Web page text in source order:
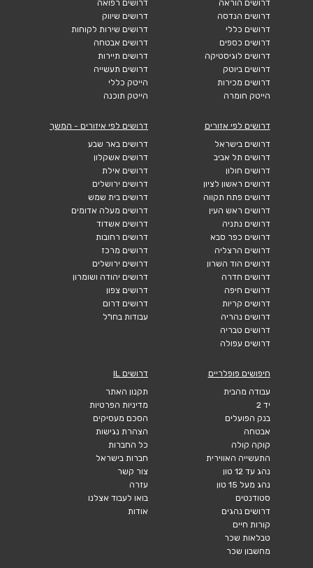
דרושים הוראה
דרושים הנדסה
דרושים כללי
דרושים כספים
דרושים לוגיסטיקה
דרושים ביוטק
דרושים מכירות
הייטק חומרה
דרושים רפואה
דרושים שיווק
דרושים שירות לקוחות
דרושים אבטחה
דרושים תיירות
דרושים תעשייה
הייטק כללי
הייטק תוכנה
דרושים לפי אזורים
דרושים בישראל
דרושים תל אביב
דרושים חולון
דרושים ראשון לציון
דרושים פתח תקווה
דרושים ראש העין
דרושים נתניה
דרושים כפר סבא
דרושים הרצליה
דרושים הוד השרון
דרושים חדרה
דרושים חיפה
דרושים קריות
דרושים נהריה
דרושים טבריה
דרושים עפולה
דרושים לפי איזורים - המשך
דרושים באר שבע
דרושים אשקלון
דרושים אילת
דרושים ירושלים
דרושים בית שמש
דרושים מעלה אדומים
דרושים אשדוד
דרושים רחובות
דרושים מרכז
דרושים ירושלים
דרושים יהודה ושומרון
דרושים צפון
דרושים דרום
עבודות בחו"ל
חיפושים פופלריים
עבודה מהבית
יד 2
בנק הפועלים
אבטחה
קוקה קולה
התעשייה האווירית
נהג עד 12 טון
נהג מעל 15 טון
סטודנטים
דרושים נהגים
קורות חיים
טבלאות שכר
מחשבון שכר
דרושים IL
תקנון האתר
מדיניות הפרטיות
הסכם מעסיקים
הצהרת נגישות
כל החברות
חברות בישראל
צור קשר
עזרה
בואו לעבוד אצלנו
אודות